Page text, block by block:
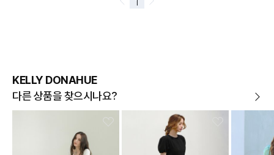
KELLY DONAHUE
다른 상품을 찾으시나요?